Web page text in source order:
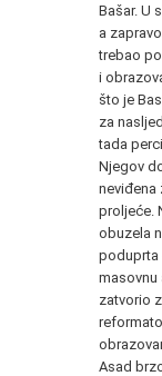
Bašar. U
a
trebao
i
što je
za
tada
Njegov
neviđena
proljeće.
obuzela
poduprta
masovnu
zatvorio
Asad